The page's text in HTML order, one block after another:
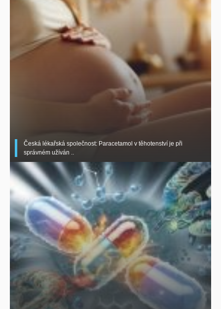
Česká lékařská společnost: Paracetamol v těhotenství je při
správném užíván ..